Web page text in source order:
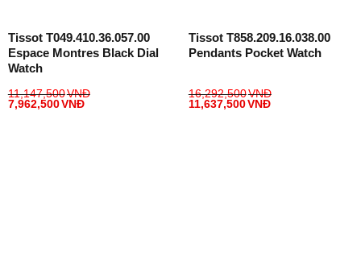
Tissot T049.410.36.057.00
Espace Montres Black Dial
Watch
11,147,500VNĐ
7,962,500VNĐ
Tissot T858.209.16.038.00
Pendants Pocket Watch
16,292,500VNĐ
11,637,500VNĐ